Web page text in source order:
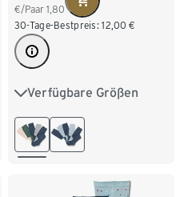
€/Paar 1,80
30-Tage-Bestpreis: 12,00 €
Verfügbare Größen
50/56 62/68 74/80
86/92 98/104